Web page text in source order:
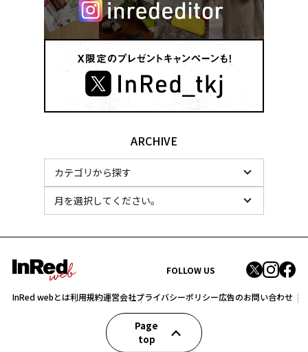
ARCHIVE
FOLLOW US
InRed webとは利用規約運営会社プライバシーポリシー広告のお問い合わせ
Page
top